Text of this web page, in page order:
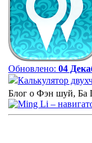
Обновлено: 04
Калькулятор
Блог о Фэн шуй, Ба